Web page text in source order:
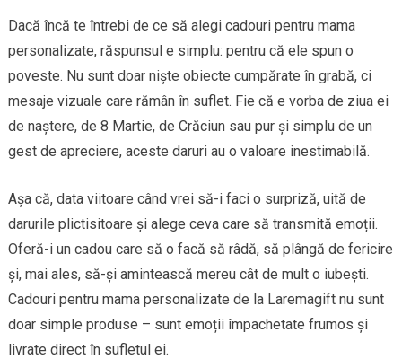
Dacă încă te întrebi de ce să alegi cadouri pentru mama
personalizate, răspunsul e simplu: pentru că ele spun o
poveste. Nu sunt doar niște obiecte cumpărate în grabă, ci
mesaje vizuale care rămân în suflet. Fie că e vorba de ziua ei
de naștere, de 8 Martie, de Crăciun sau pur și simplu de un
gest de apreciere, aceste daruri au o valoare inestimabilă.
Așa că, data viitoare când vrei să-i faci o surpriză, uită de
darurile plictisitoare și alege ceva care să transmită emoții.
Oferă-i un cadou care să o facă să râdă, să plângă de fericire
și, mai ales, să-și amintească mereu cât de mult o iubești.
Cadouri pentru mama personalizate de la Laremagift nu sunt
doar simple produse – sunt emoții împachetate frumos și
livrate direct în sufletul ei.